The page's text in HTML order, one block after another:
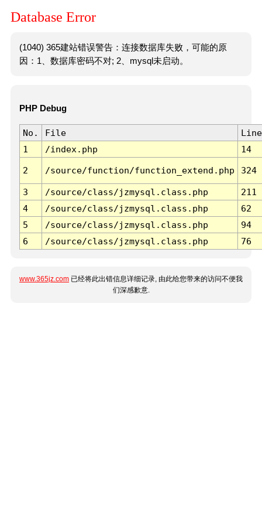
Database Error
(1040) 365建站错误警告：连接数据库失败，可能的原
因：1、数据库密码不对; 2、mysql未启动。
PHP Debug
No. File
Line
1
/index.php 14
2 /source/function/function_extend.php 324
3 /source/class/jzmysql.class.php
211
4
/source/class/jzmysql.class.php
62
5
/source/class/jzmysql.class.php
94
6
/source/class/jzmysql.class.php 76
www.365jz.com 已经将此出错信息详细记录, 由此给您带来的访问不便我
们深感歉意.